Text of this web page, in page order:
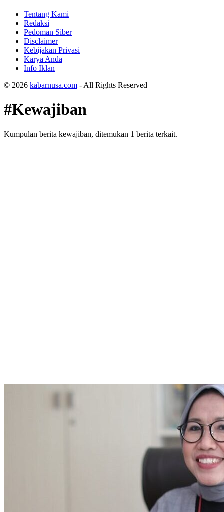
Tentang Kami
Redaksi
Pedoman Siber
Disclaimer
Kebijakan Privasi
Karya Anda
Info Iklan
© 2026 kabarnusa.com - All Rights Reserved
#Kewajiban
Kumpulan berita kewajiban, ditemukan 1 berita terkait.